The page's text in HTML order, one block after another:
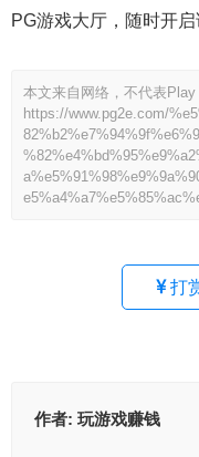
PG游戏大厅，随时开启
本文来自网络，不代表Play
https://www.pg2e.com/
打
作者: 玩游戏赚钱